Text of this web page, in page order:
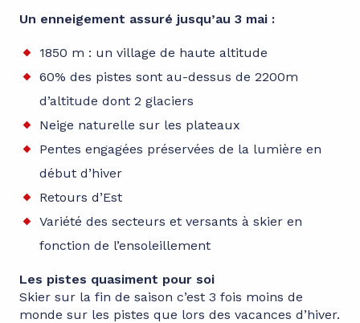
Un enneigement assuré jusqu’au 3 mai :
1850 m : un village de haute altitude
60% des pistes sont au-dessus de 2200m
d’altitude dont 2 glaciers
Neige naturelle sur les plateaux
Pentes engagées préservées de la lumière en
début d’hiver
Retours d’Est
Variété des secteurs et versants à skier en
fonction de l’ensoleillement
Les pistes quasiment pour soi
Skier sur la fin de saison c’est 3 fois moins de
monde sur les pistes que lors des vacances d’hiver.